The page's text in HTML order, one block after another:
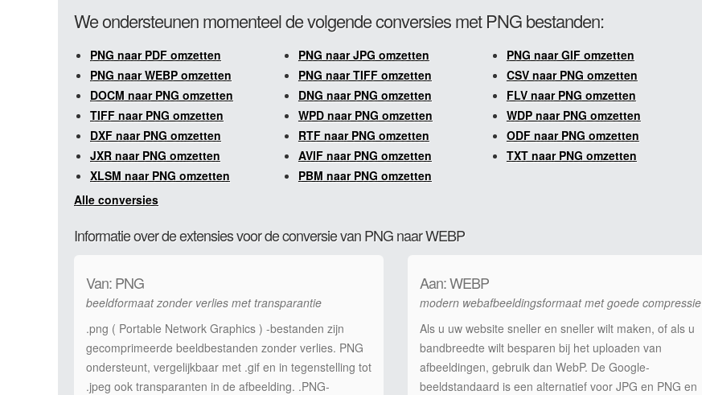
We ondersteunen momenteel de volgende conversies met PNG bestanden:
PNG naar PDF omzetten PNG naar JPG omzetten
PNG naar GIF omzetten
PNG naar WEBP omzetten
PNG naar TIFF omzetten
CSV naar PNG omzetten
DOCM naar PNG omzetten
DNG naar PNG omzetten
FLV naar PNG omzetten
TIFF naar PNG omzetten
WPD naar PNG omzetten
WDP naar PNG omzetten
DXF naar PNG omzetten
RTF naar PNG omzetten
ODF naar PNG omzetten
JXR naar PNG omzetten
AVIF naar PNG omzetten
TXT naar PNG omzetten
XLSM naar PNG omzetten
PBM naar PNG omzetten
Alle conversies
Informatie over de extensies voor de conversie van PNG naar WEBP
Van: PNG
beeldformaat zonder verlies met transparantie
.png ( Portable Network Graphics ) -bestanden zijn
gecomprimeerde beeldbestanden zonder verlies. PNG
ondersteunt, vergelijkbaar met .gif en in tegenstelling tot
.jpeg ook transparanten in de afbeelding. .PNG-
Aan: WEBP
modern webafbeeldingsformaat met goede compressie
Als u uw website sneller en sneller wilt maken, of als u
bandbreedte wilt besparen bij het uploaden van
afbeeldingen, gebruik dan WebP. De Google-
beeldstandaard is een alternatief voor JPG en PNG en